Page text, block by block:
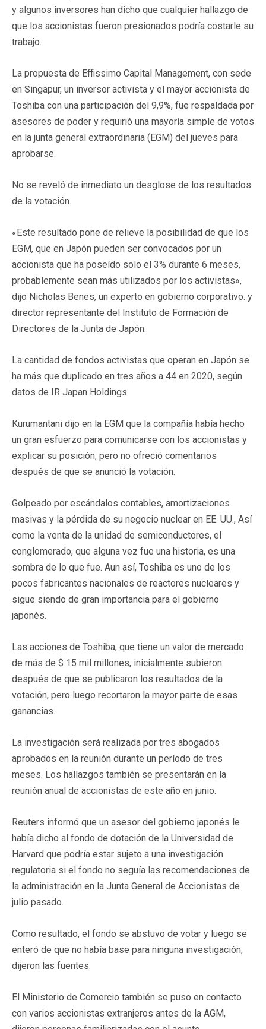
y algunos inversores han dicho que cualquier hallazgo de
que los accionistas fueron presionados podría costarle su
trabajo.
La propuesta de Effissimo Capital Management, con sede
en Singapur, un inversor activista y el mayor accionista de
Toshiba con una participación del 9,9%, fue respaldada por
asesores de poder y requirió una mayoría simple de votos
en la junta general extraordinaria (EGM) del jueves para
aprobarse.
No se reveló de inmediato un desglose de los resultados
de la votación.
«Este resultado pone de relieve la posibilidad de que los
EGM, que en Japón pueden ser convocados por un
accionista que ha poseído solo el 3% durante 6 meses,
probablemente sean más utilizados por los activistas»,
dijo Nicholas Benes, un experto en gobierno corporativo. y
director representante del Instituto de Formación de
Directores de la Junta de Japón.
La cantidad de fondos activistas que operan en Japón se
ha más que duplicado en tres años a 44 en 2020, según
datos de IR Japan Holdings.
Kurumantani dijo en la EGM que la compañía había hecho
un gran esfuerzo para comunicarse con los accionistas y
explicar su posición, pero no ofreció comentarios
después de que se anunció la votación.
Golpeado por escándalos contables, amortizaciones
masivas y la pérdida de su negocio nuclear en EE. UU., Así
como la venta de la unidad de semiconductores, el
conglomerado, que alguna vez fue una historia, es una
sombra de lo que fue. Aun así, Toshiba es uno de los
pocos fabricantes nacionales de reactores nucleares y
sigue siendo de gran importancia para el gobierno
japonés.
Las acciones de Toshiba, que tiene un valor de mercado
de más de $ 15 mil millones, inicialmente subieron
después de que se publicaron los resultados de la
votación, pero luego recortaron la mayor parte de esas
ganancias.
La investigación será realizada por tres abogados
aprobados en la reunión durante un período de tres
meses. Los hallazgos también se presentarán en la
reunión anual de accionistas de este año en junio.
Reuters informó que un asesor del gobierno japonés le
había dicho al fondo de dotación de la Universidad de
Harvard que podría estar sujeto a una investigación
regulatoria si el fondo no seguía las recomendaciones de
la administración en la Junta General de Accionistas de
julio pasado.
Como resultado, el fondo se abstuvo de votar y luego se
enteró de que no había base para ninguna investigación,
dijeron las fuentes.
El Ministerio de Comercio también se puso en contacto
con varios accionistas extranjeros antes de la AGM,